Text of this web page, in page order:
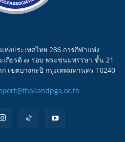
งประเทศไทย 286 การกีฬาแห่ง
เกียรติ ๗ รอบ พระชนมพรรษา ชั้น 21
เขตบางกะปิ กรุงเทพมหานคร 10240